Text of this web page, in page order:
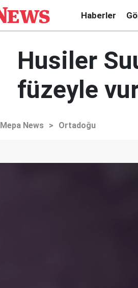
Haberler
Husiler
füzeyle
Mepa News > Ortadoğu